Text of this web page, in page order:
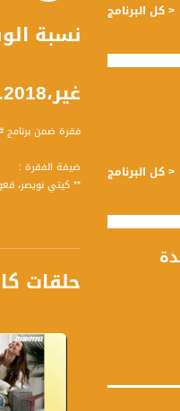
نسبة
غير،14.1.2018
فقرة ضمن برنامج
ضيفة الفقرة :
** كيتي نويصر،
الحزام ام العائلة
نتيجة نسيان
تسجيل حلقة 14 - 1 -2018 على قناة اليوتيوب الرسمية
برنامج #صباحنا_غير
حلقات
< كل البرنامج
< كل البرنامج